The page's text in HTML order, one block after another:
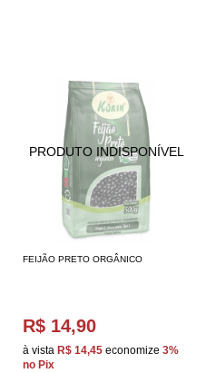
FEIJÃO PRETO ORGÂNICO
R$ 14,90
à vista R$ 14,45 economize 3%
no Pix